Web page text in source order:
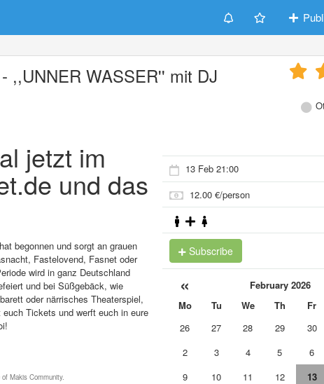
,,UNNER WASSER'' mit DJ
jetzt im
und das
begonnen und sorgt an grauen
Fastelovend, Fasnet oder
wird in ganz Deutschland
und bei Süßgebäck, wie
oder närrisches Theaterspiel,
Tickets und werft euch in eure
Makis Community.
13 Feb 21:00
12.00 €/person
Subscribe
« February 2026
Mo Tu We Th Fr
26
27 28 29 30
2
3 4 5 6
9
10 11 12 13